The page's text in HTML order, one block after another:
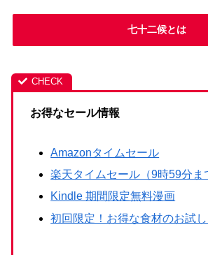
七十二候とは
お得なセール情報
Amazonタイムセール
楽天タイムセール（9時59分ま
Kindle 期間限定無料漫画
初回限定！お得な食材のお試し